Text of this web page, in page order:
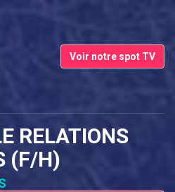
Voir notre spot TV
RELATIONS
(F/H)